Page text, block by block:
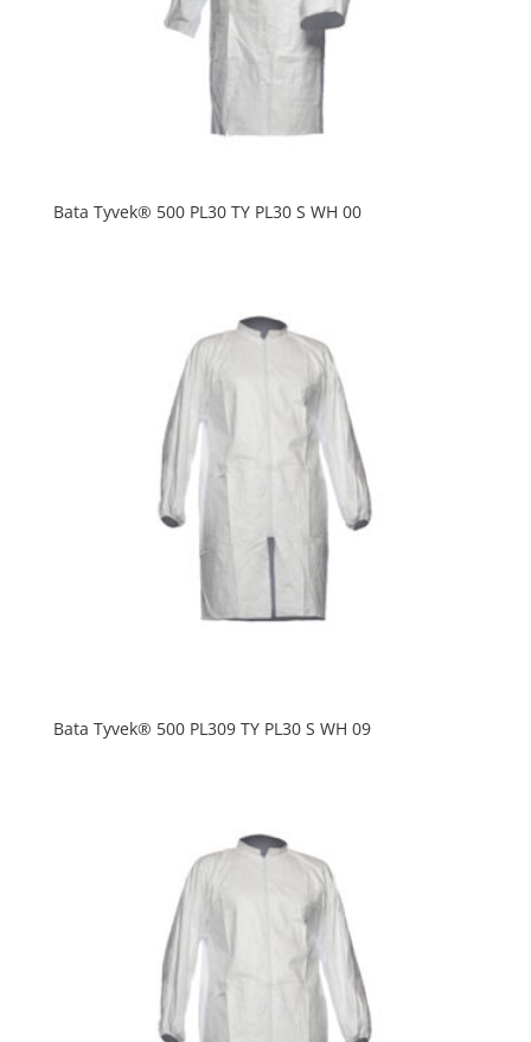
Bata Tyvek® 500 PL30 TY PL30 S WH 00
Bata Tyvek® 500 PL309 TY PL30 S WH 09